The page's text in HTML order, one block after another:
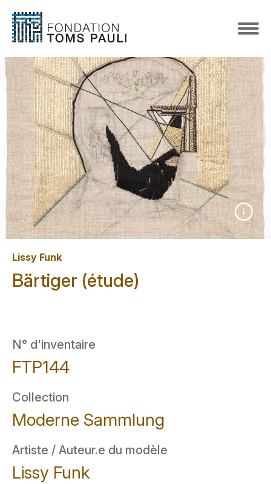
Lissy Funk
Bärtiger (étude)
N° d'inventaire
FTP144
Collection
Moderne Sammlung
Artiste / Auteur.e du modèle
Lissy Funk